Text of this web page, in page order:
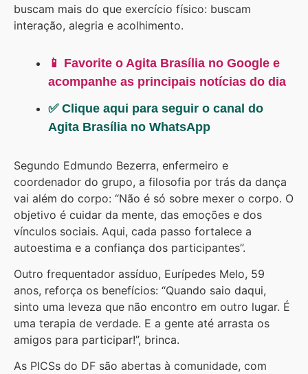
buscam mais do que exercício físico: buscam
interação, alegria e acolhimento.
📱 Favorite o Agita Brasília no Google e
acompanhe as principais notícias do dia
✅ Clique aqui para seguir o canal do
Agita Brasília no WhatsApp
Segundo Edmundo Bezerra, enfermeiro e
coordenador do grupo, a filosofia por trás da dança
vai além do corpo: “Não é só sobre mexer o corpo. O
objetivo é cuidar da mente, das emoções e dos
vínculos sociais. Aqui, cada passo fortalece a
autoestima e a confiança dos participantes”.
Outro frequentador assíduo, Eurípedes Melo, 59
anos, reforça os benefícios: “Quando saio daqui,
sinto uma leveza que não encontro em outro lugar. É
uma terapia de verdade. E a gente até arrasta os
amigos para participar!”, brinca.
As PICSs do DF são abertas à comunidade, com